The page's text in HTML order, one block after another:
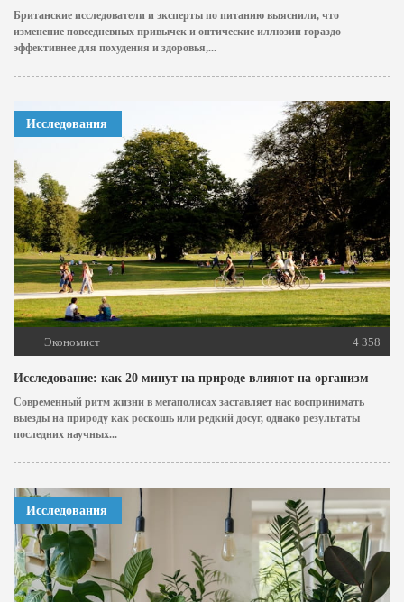
Британские исследователи и эксперты по питанию выяснили, что
изменение повседневных привычек и оптические иллюзии гораздо
эффективнее для похудения и здоровья,...
Исследования
Экономист 4 358
Исследование: как 20 минут на природе влияют на организм
Современный ритм жизни в мегаполисах заставляет нас воспринимать
выезды на природу как роскошь или редкий досуг, однако результаты
последних научных...
Исследования